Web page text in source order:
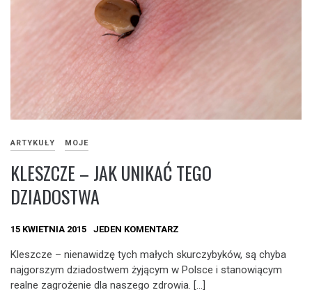
ARTYKUŁY MOJE
KLESZCZE – JAK UNIKAĆ TEGO
DZIADOSTWA
15 KWIETNIA 2015 JEDEN KOMENTARZ
Kleszcze – nienawidzę tych małych skurczybyków, są chyba
najgorszym dziadostwem żyjącym w Polsce i stanowiącym
realne zagrożenie dla naszego zdrowia. […]